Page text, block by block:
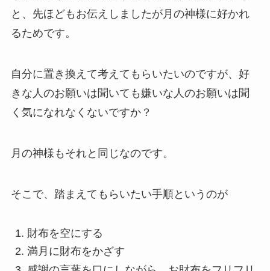
と、先ほどもお伝えしましたが月の神様に好かれ
るためです。
自分に置き換えて考えてもらいたいのですが、好
きな人のお願いは聞いても嫌いな人のお願いは聞
く気になれなくないですか？
月の神様もそれと同じなのです。
そこで、踏まえてもらいたい手順というのが
財布を空にする
満月に財布をかざす